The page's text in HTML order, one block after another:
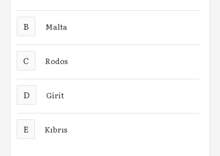
B Malta
C Rodos
D Girit
E Kıbrıs